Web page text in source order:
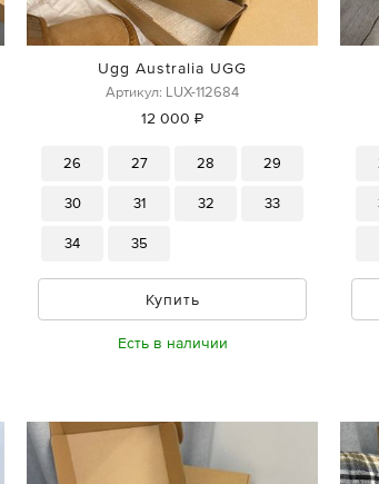
Ugg Australia UGG
Артикул: LUX-112684
12 000 ₽
26 27 28 29
30 31 32 33
34 35
Купить
Есть в наличии